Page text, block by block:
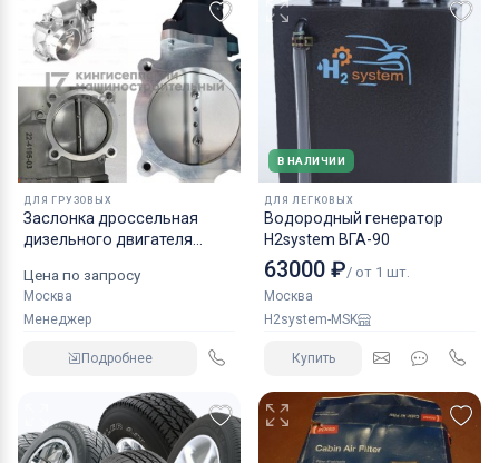
ДЛЯ ГРУЗОВЫХ
Заслонка дроссельная
дизельного двигателя
Цена по запросу
Москва
Менеджер
Подробнее
В НАЛИЧИИ
ДЛЯ ЛЕГКОВЫХ
Водородный генератор
H2system ВГА-90
63000 ₽/ от 1 шт.
Москва
H2system-MSK
Купить